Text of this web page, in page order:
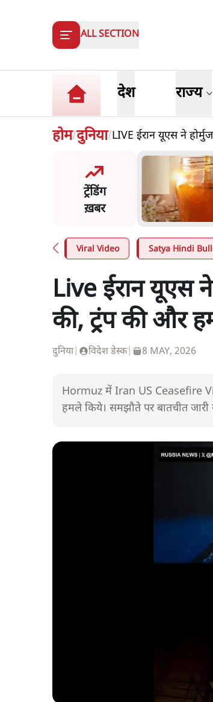
ALL SECTION
देश राज्य
होम/दुनिया/LIVE ईरान यूएस ने
ट्रेंडिंग
ख़बर
ने डाबर शहद, गाय के घी और
उत्पाद की बिक्री पर रोक
Viral Video Satya Hindi
Live ईरान यूएस
की, ट्रंप की और
दुनिया| विदेश डेस्क| 8 MAY, 2026
Hormuz में Iran US Ceasefire
हमले किये। समझौते पर बातचीत जारी